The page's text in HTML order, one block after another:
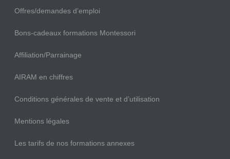
Offres/demandes d’emploi
Bons-cadeaux formations Montessori
Affiliation/Parrainage
AIRAM en chiffres
Conditions générales de vente et d’utilisation
Mentions légales
Les tarifs de nos formations annexes